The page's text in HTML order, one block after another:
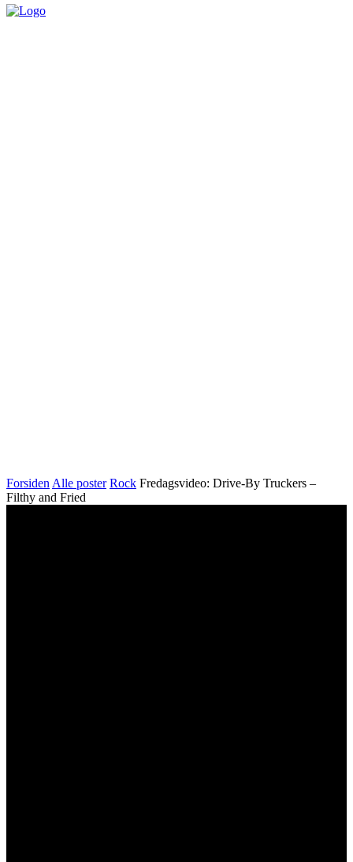
Forsiden Alle poster Rock Fredagsvideo: Drive-By Truckers –
Filthy and Fried